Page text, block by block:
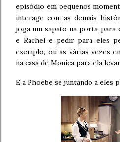
episódio em pequenos
interage com as demais
joga um sapato na porta para
e Rachel e pedir para eles
exemplo, ou as várias vezes
na casa de Monica para ela
E a Phoebe se juntando a eles